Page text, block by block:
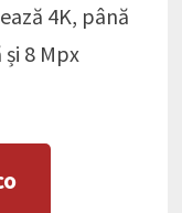
4K, până
8 Mpx